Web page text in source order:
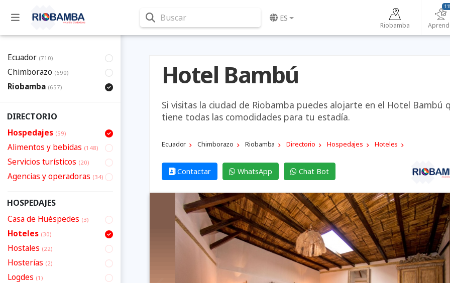
Buscar ES
Riobamba
Ecuador (710)
Chimborazo (690)
Riobamba (657)
DIRECTORIO
Hospedajes (59)
Alimentos y bebidas (148)
Servicios turísticos (20)
Agencias y operadoras (34)
HOSPEDAJES
Casa de Huéspedes (3)
Hoteles (30)
Hostales (22)
Hosterías (2)
Logdes (1)
Hotel Bambú
Si visitas la ciudad de Riobamba puedes alojarte en el Hotel Bambú
tiene todas las comodidades para tu estadía.
Ecuador Chimborazo Riobamba Directorio Hospedajes Hoteles
Contactar WhatsApp Chat Bot